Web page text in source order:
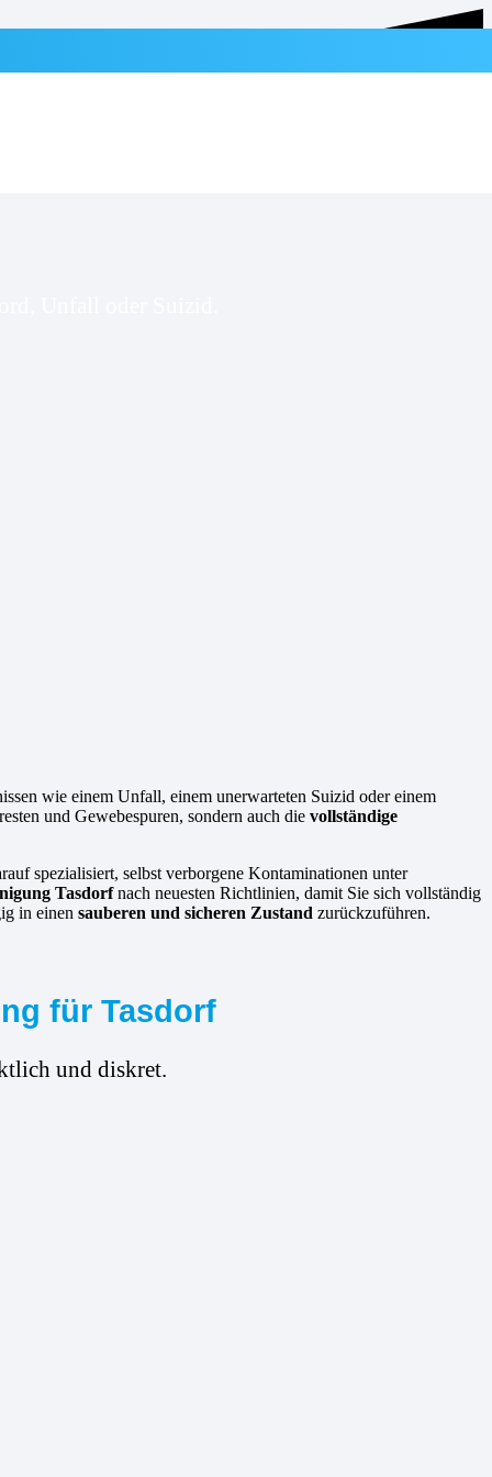
Unfall oder Suizid.
wie einem Unfall, einem unerwarteten Suizid oder einem
und Gewebespuren, sondern auch die vollständige
spezialisiert, selbst verborgene Kontaminationen unter
Tasdorfnach neuesten Richtlinien, damit Sie sich vollständig
in einen sauberen und sicheren Zustand zurückzuführen.
für Tasdorf
und diskret.